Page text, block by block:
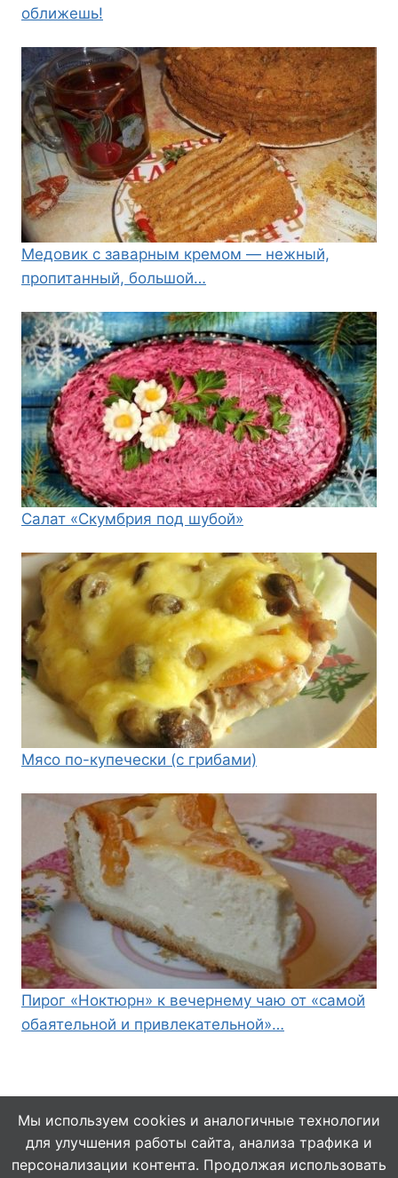
оближешь!
Медовик с заварным кремом — нежный,
пропитанный, большой…
Салат «Скумбрия под шубой»
Мясо по-купечески (с грибами)
Пирог «Ноктюрн» к вечернему чаю от «самой
обаятельной и привлекательной»…
© 2026 Кулинарушка - Вкусные Рецепты
Мы используем cookies и аналогичные технологии
для улучшения работы сайта, анализа трафика и
персонализации контента. Продолжая использовать